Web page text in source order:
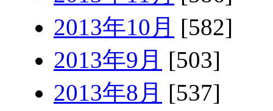
2013年10月 [582]
2013年9月 [503]
2013年8月 [537]